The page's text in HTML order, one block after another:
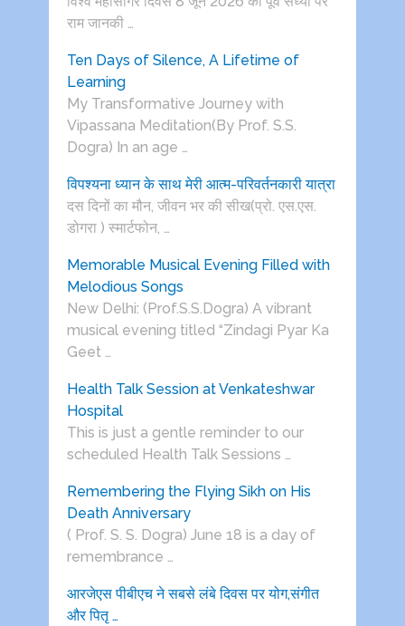
राम जानकी …
Ten Days of Silence, A Lifetime of
Learning
My Transformative Journey with
Vipassana Meditation(By Prof. S.S.
Dogra) In an age …
विपश्यना ध्यान के साथ मेरी आत्म-परिवर्तनकारी यात्रा
दस दिनों का मौन, जीवन भर की सीख(प्रो. एस.एस.
डोगरा ) स्मार्टफोन, …
Memorable Musical Evening Filled with
Melodious Songs
New Delhi: (Prof.S.S.Dogra) A vibrant
musical evening titled “Zindagi Pyar Ka
Geet …
Health Talk Session at Venkateshwar
Hospital
This is just a gentle reminder to our
scheduled Health Talk Sessions …
Remembering the Flying Sikh on His
Death Anniversary
( Prof. S. S. Dogra) June 18 is a day of
remembrance …
आरजेएस पीबीएच ने सबसे लंबे दिवस पर योग,संगीत
और पितृ …